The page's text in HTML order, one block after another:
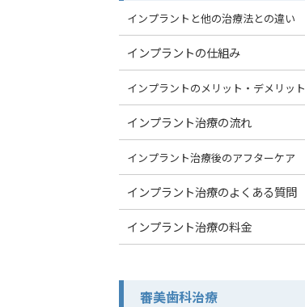
インプラントと他の治療法との違い
インプラントの仕組み
インプラントのメリット・デメリット
インプラント治療の流れ
インプラント治療後のアフターケア
インプラント治療のよくある質問
インプラント治療の料金
審美歯科治療